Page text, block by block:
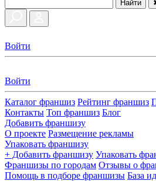
Найти
Войти
Войти
Каталог франшиз Рейтинг франшиз
Контакты Топ франшиз Блог
Добавить франшизу
О проекте Размещение рекламы
Упаковать франшизу
+ Добавить франшизу Упаковать
Франшизы по городам Отзывы о
Помощь в подборе франшизы База